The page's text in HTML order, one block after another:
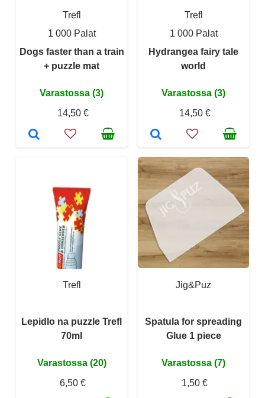
Trefl
1 000 Palat
Dogs faster than a train
+ puzzle mat
Varastossa (3)
14,50 €
Trefl
1 000 Palat
Hydrangea fairy tale
world
Varastossa (3)
14,50 €
Trefl
Lepidlo na puzzle Trefl
70ml
Varastossa (20)
6,50 €
Jig&Puz
Spatula for spreading
Glue 1 piece
Varastossa (7)
1,50 €